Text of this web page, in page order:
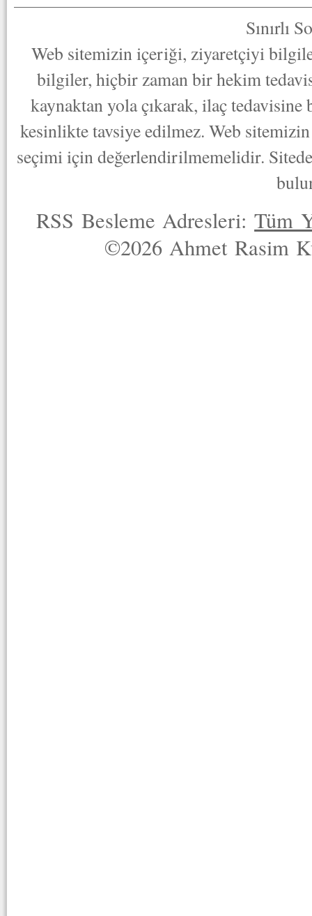
Sınırlı
Web sitemizin içeriği, ziyaretçiyi
bilgiler, hiçbir zaman bir hekim
kaynaktan yola çıkarak, ilaç
kesinlikte tavsiye edilmez. Web
seçimi için değerlendirilmemelidir.
RSS Besleme Adresleri:Tüm
©2026 Ahmet Rasim